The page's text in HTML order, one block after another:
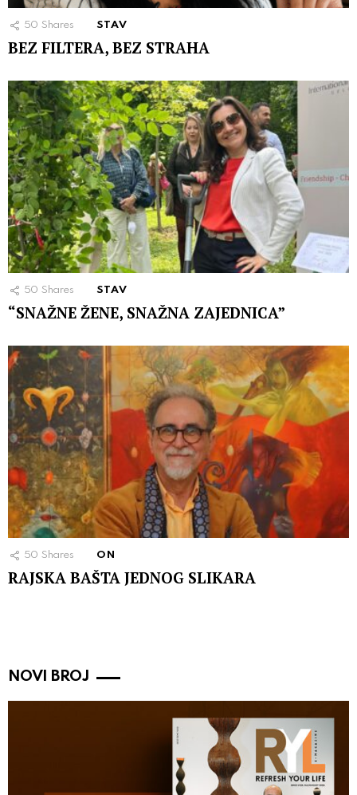
50 Shares STAV
BEZ FILTERA, BEZ STRAHA
50 Shares STAV
“SNAŽNE ŽENE, SNAŽNA ZAJEDNICA”
50 Shares ON
RAJSKA BAŠTA JEDNOG SLIKARA
NOVI BROJ